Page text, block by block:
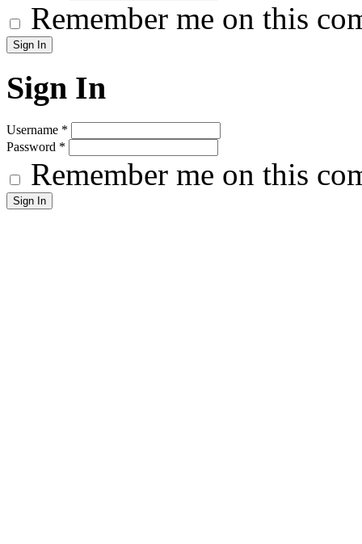
Remember me on this
Sign In
Username *
Password *
Remember me on this